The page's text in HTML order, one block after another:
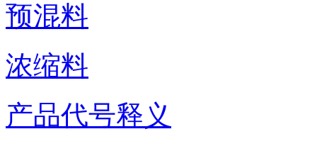
预混料
浓缩料
产品代号释义